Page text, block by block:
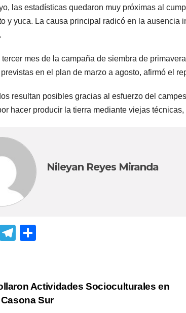
las estadísticas quedaron muy próximas al
y yuca. La causa principal radicó en la
mes de la campaña de siembra de
en el plan de marzo a agosto, afirmó el
resultan posibles gracias al esfuerzo del
hacer producir la tierra mediante viejas
Nileyan Reyes Miranda
T
T
gr
a
p
ar
Actividades Socioculturales en
Casona Sur